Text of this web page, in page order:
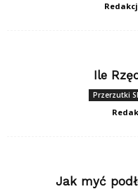
Ile
Przerzutki
Jak myć